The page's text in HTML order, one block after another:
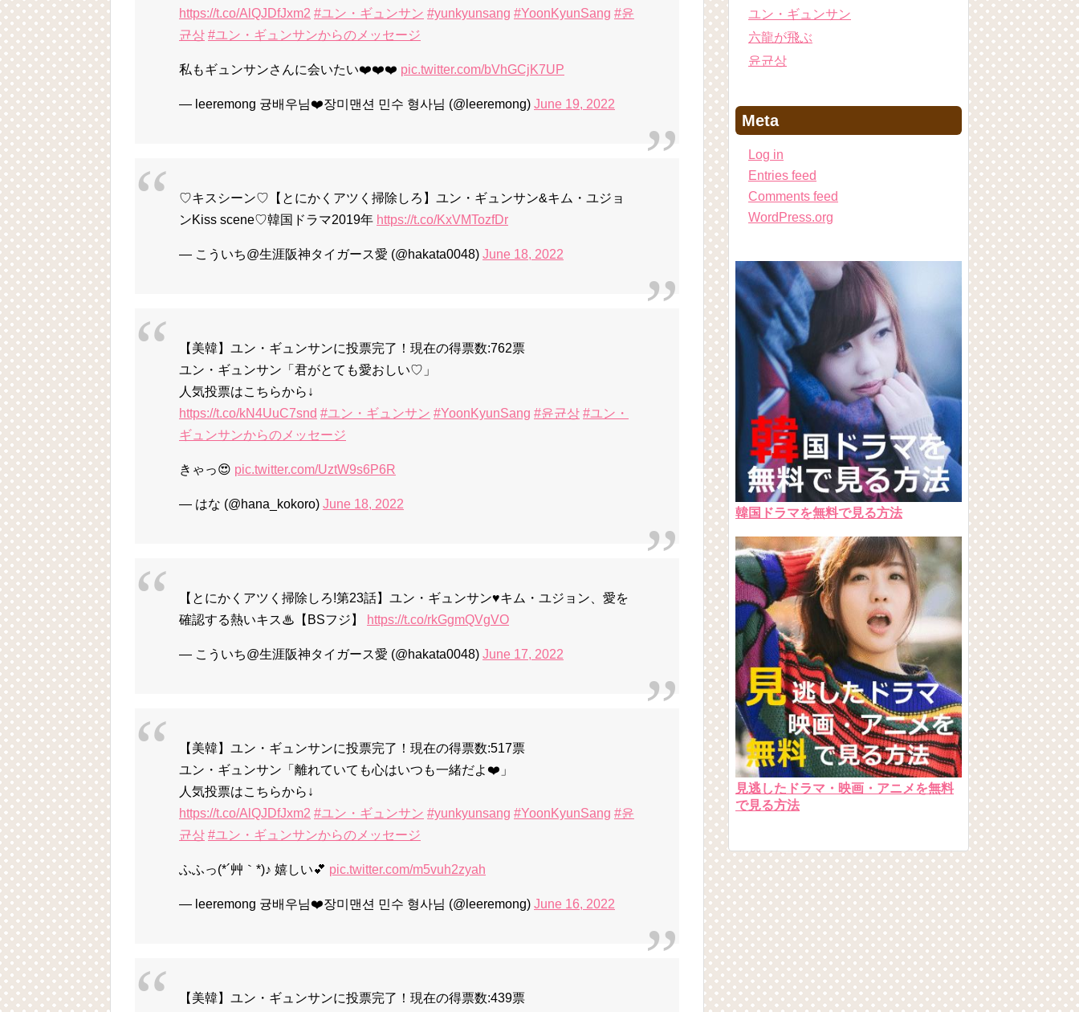
https://t.co/AlQJDfJxm2 #ユン・ギュンサン #yunkyunsang #YoonKyunSang #윤
균상 #ユン・ギュンサンからのメッセージ
私もギュンサンさんに会いたい❤️❤️❤️ pic.twitter.com/bVhGCjK7UP
— leeremong 귱배우님❤️장미맨션 민수 형사님 (@leeremong) June 19, 2022
♡キスシーン♡【とにかくアツく掃除しろ】ユン・ギュンサン&キム・ユジョ
ンKiss scene♡韓国ドラマ2019年 https://t.co/KxVMTozfDr
— こういち@生涯阪神タイガース愛 (@hakata0048) June 18, 2022
【美韓】ユン・ギュンサンに投票完了！現在の得票数:762票
ユン・ギュンサン「君がとても愛おしい♡」
人気投票はこちらから↓
https://t.co/kN4UuC7snd #ユン・ギュンサン #YoonKyunSang #윤균상 #ユン・
ギュンサンからのメッセージ
きゃっ😍 pic.twitter.com/UztW9s6P6R
— はな (@hana_kokoro) June 18, 2022
【とにかくアツく掃除しろ!第23話】ユン・ギュンサン♥キム・ユジョン、愛を
確認する熱いキス♨【BSフジ】
https://t.co/rkGgmQVgVO
— こういち@生涯阪神タイガース愛 (@hakata0048) June 17, 2022
【美韓】ユン・ギュンサンに投票完了！現在の得票数:517票
ユン・ギュンサン「離れていても心はいつも一緒だよ❤️」
人気投票はこちらから↓
https://t.co/AlQJDfJxm2 #ユン・ギュンサン #yunkyunsang #YoonKyunSang #윤
균상 #ユン・ギュンサンからのメッセージ
ふふっ(*´艸｀*)♪ 嬉しい💕 pic.twitter.com/m5vuh2zyah
— leeremong 귱배우님❤️장미맨션 민수 형사님 (@leeremong) June 16, 2022
【美韓】ユン・ギュンサンに投票完了！現在の得票数:439票
ユン・ギュンサン
六龍が飛ぶ
윤균상
Meta
Log in
Entries feed
Comments feed
WordPress.org
韓国ドラマを無料で見る方法
見逃したドラマ・映画・アニメを無料
で見る方法